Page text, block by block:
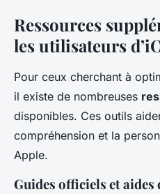
Ressources
les utilisateurs
Pour ceux cherchant à
il existe de nombreuses
disponibles. Ces outils
compréhension et la
Apple.
Guides officiels et aides